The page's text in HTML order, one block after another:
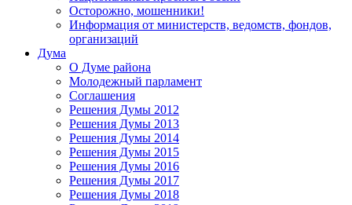
Осторожно, мошенники!
Информация от министерств, ведомств, фондов,
организаций
Дума
О Думе района
Молодежный парламент
Соглашения
Решения Думы 2012
Решения Думы 2013
Решения Думы 2014
Решения Думы 2015
Решения Думы 2016
Решения Думы 2017
Решения Думы 2018